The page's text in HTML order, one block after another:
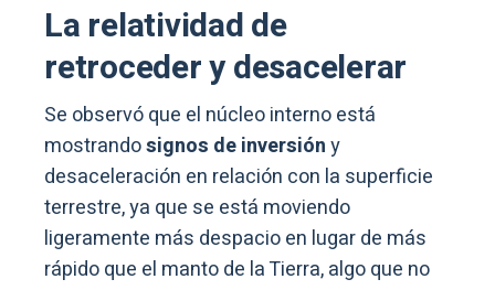
La relatividad de
retroceder y desacelerar
Se observó que el núcleo interno está
mostrandosignos de inversióny
desaceleración en relación con la superficie
terrestre, ya que se está moviendo
ligeramente más despacio en lugar de más
rápido que el manto de la Tierra, algo que no